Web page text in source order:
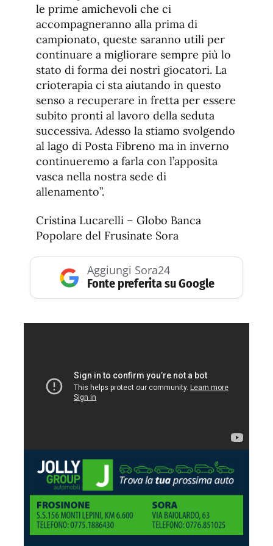
le prime amichevoli che ci
accompagneranno alla prima di
campionato, queste saranno utili per
continuare a migliorare sempre più lo
stato di forma dei nostri giocatori. La
crioterapia ci sta aiutando in questo
senso a recuperare in fretta per essere
subito pronti al lavoro della seduta
successiva. Adesso la stiamo svolgendo
al lago di Posta Fibreno ma in inverno
continueremo a farla con l’apposita
vasca nella nostra sede di
allenamento”.
Cristina Lucarelli – Globo Banca
Popolare del Frusinate Sora
Aggiungi Sora24
Fonte preferita su Google